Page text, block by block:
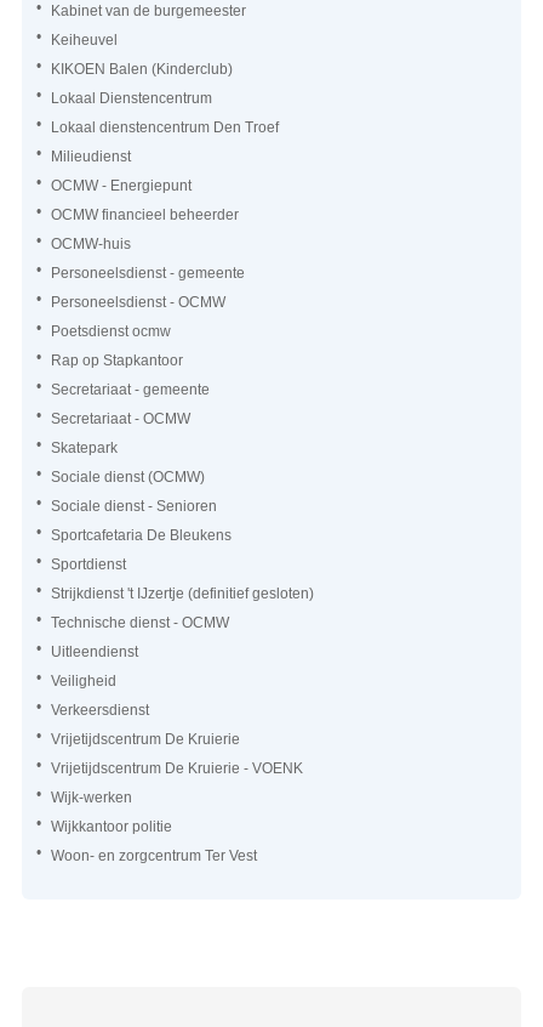
Kabinet van de burgemeester
Keiheuvel
KIKOEN Balen (Kinderclub)
Lokaal Dienstencentrum
Lokaal dienstencentrum Den Troef
Milieudienst
OCMW - Energiepunt
OCMW financieel beheerder
OCMW-huis
Personeelsdienst - gemeente
Personeelsdienst - OCMW
Poetsdienst ocmw
Rap op Stapkantoor
Secretariaat - gemeente
Secretariaat - OCMW
Skatepark
Sociale dienst (OCMW)
Sociale dienst - Senioren
Sportcafetaria De Bleukens
Sportdienst
Strijkdienst 't IJzertje (definitief gesloten)
Technische dienst - OCMW
Uitleendienst
Veiligheid
Verkeersdienst
Vrijetijdscentrum De Kruierie
Vrijetijdscentrum De Kruierie - VOENK
Wijk-werken
Wijkkantoor politie
Woon- en zorgcentrum Ter Vest